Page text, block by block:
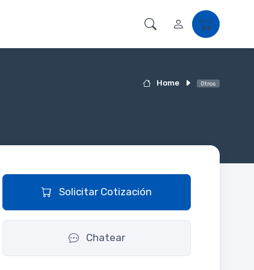
Home Otros
Solicitar Cotización
Chatear